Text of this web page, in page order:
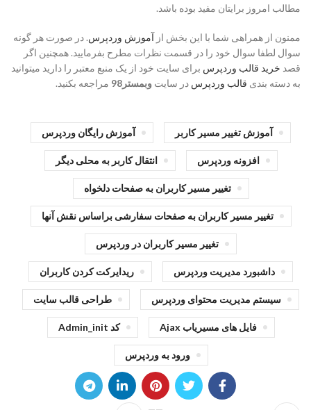
مطالب امروز برایتان مفید بوده باشد.
ممنون از همراهی شما با این بخش از آموزش وردپرس. در صورت هر گونه
سوال لطفا سوال خود را در قسمت نظرات مطرح بفرمایید. همچنین اگر
قصد خرید قالب وردپرس برای سایت خود از یک منبع معتبر را دارید میتوانید
به دسته بندی قالب وردپرس در سایت وبمستر98 مراجعه بکنید.
آموزش تغییر مسیر کاربر آموزش رایگان وردپرس
افزونه وردپرس انتقال کاربر به محلی دیگر
تغییر مسیر کاربران به صفحات دلخواه
تغییر مسیر کاربران به صفحات سفارشی براساس نقش آنها
تغییر مسیر کاربران در وردپرس
داشبورد مدیریت وردپرس ریدایرکت کردن کاربران
سیستم مدیریت محتوای وردپرس طراحی قالب سایت
فایل های مسیریاب Ajax کد Admin_init
ورود به وردپرس